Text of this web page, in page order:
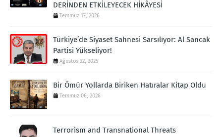
DERİNDEN ETKİLEYECEK HİKÂYESİ
Temmuz 17, 2026
Türkiye’de Siyaset Sahnesi Sarsılıyor: Al Sancak
Partisi Yükseliyor!
Ağustos 22, 2025
Bir Ömür Yollarda Biriken Hatıralar Kitap Oldu
Temmuz 06, 2026
Terrorism and Transnational Threats